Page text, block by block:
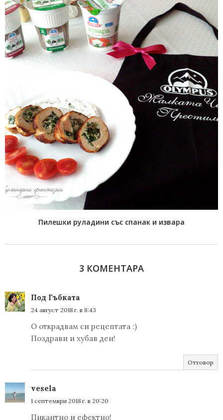
Пилешки руладини със спанак и извара
3 КОМЕНТАРА
Под Гъбката
24 август 2018 г. в 8:43
О открадвам си рецептата :)
Поздрави и хубав ден!
Отговор
vesela
1 септември 2018 г. в 20:20
Пикантно и ефектно!